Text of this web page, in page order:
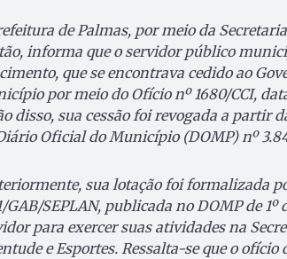
de Palmas, por meio da
informa que o servidor público
que se encontrava cedido ao
por meio do Ofício nº 1680/CCI,
disso, sua cessão foi revogada a partir
Oficial do Município (DOMP) nº
sua lotação foi formalizada
GAB/SEPLAN, publicada no DOMP de
para exercer suas atividades na
e Esportes. Ressalta-se que o